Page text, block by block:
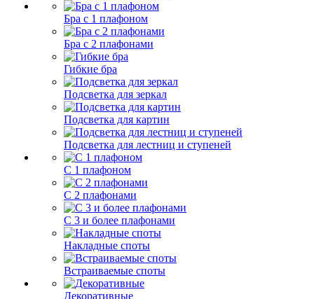
Бра с 1 плафоном
Бра с 2 плафонами
Гибкие бра
Подсветка для зеркал
Подсветка для картин
Подсветка для лестниц и ступеней
С 1 плафоном
С 2 плафонами
С 3 и более плафонами
Накладные споты
Встраиваемые споты
Декоративные